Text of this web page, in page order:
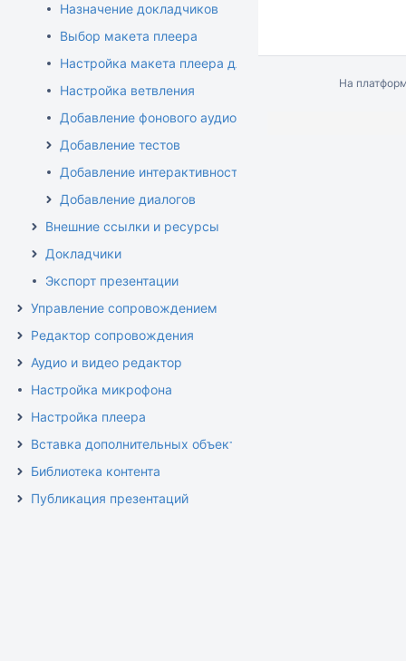
Назначение докладчиков
Выбор макета плеера
Настройка макета плеера для видеолекций
Настройка ветвления
Добавление фонового аудио
Добавление тестов
Добавление интерактивностей
Добавление диалогов
Внешние ссылки и ресурсы
Докладчики
Экспорт презентации
Управление сопровождением
Редактор сопровождения
Аудио и видео редактор
Настройка микрофона
Настройка плеера
Вставка дополнительных объектов
Библиотека контента
Публикация презентаций
На